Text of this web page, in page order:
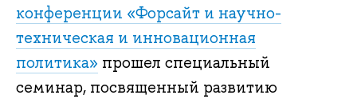
конференции «Форсайт и научно-
техническая и инновационная
политика» прошел специальный
семинар, посвященный развитию